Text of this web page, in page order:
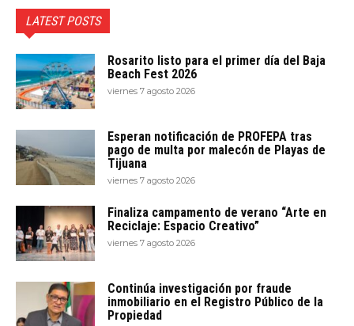
LATEST POSTS
Rosarito listo para el primer día del Baja
Beach Fest 2026
viernes 7 agosto 2026
Esperan notificación de PROFEPA tras
pago de multa por malecón de Playas de
Tijuana
viernes 7 agosto 2026
Finaliza campamento de verano “Arte en
Reciclaje: Espacio Creativo”
viernes 7 agosto 2026
Continúa investigación por fraude
inmobiliario en el Registro Público de la
Propiedad